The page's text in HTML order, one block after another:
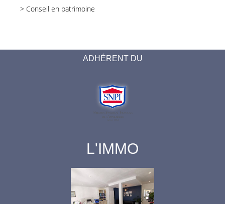
> Conseil en patrimoine
ADHÉRENT DU
L'IMMO